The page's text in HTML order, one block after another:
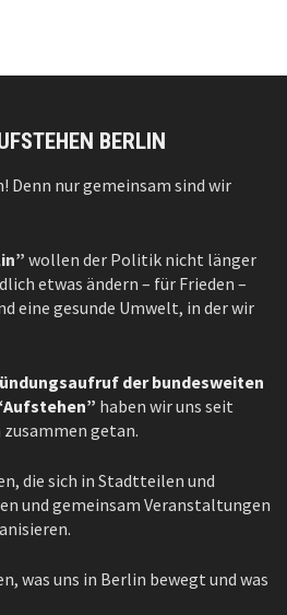
BERLIN
nur gemeinsam sind wir
wollen der Politik nicht länger
etwas ändern – für Frieden –
eine gesunde Umwelt, in der wir
der bundesweiten
haben wir uns seit
getan.
die sich in Stadtteilen und
und gemeinsam Veranstaltungen
was uns in Berlin bewegt und was